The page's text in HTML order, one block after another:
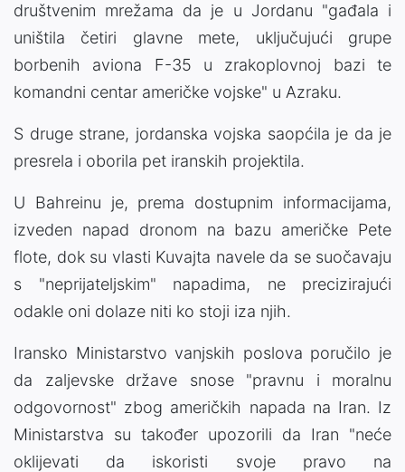
društvenim mrežama da je u Jordanu "gađala i
uništila četiri glavne mete, uključujući grupe
borbenih aviona F-35 u zrakoplovnoj bazi te
komandni centar američke vojske" u Azraku.
S druge strane, jordanska vojska saopćila je da je
presrela i oborila pet iranskih projektila.
U Bahreinu je, prema dostupnim informacijama,
izveden napad dronom na bazu američke Pete
flote, dok su vlasti Kuvajta navele da se suočavaju
s "neprijateljskim" napadima, ne precizirajući
odakle oni dolaze niti ko stoji iza njih.
Iransko Ministarstvo vanjskih poslova poručilo je
da zaljevske države snose "pravnu i moralnu
odgovornost" zbog američkih napada na Iran. Iz
Ministarstva su također upozorili da Iran "neće
oklijevati da iskoristi svoje pravo na